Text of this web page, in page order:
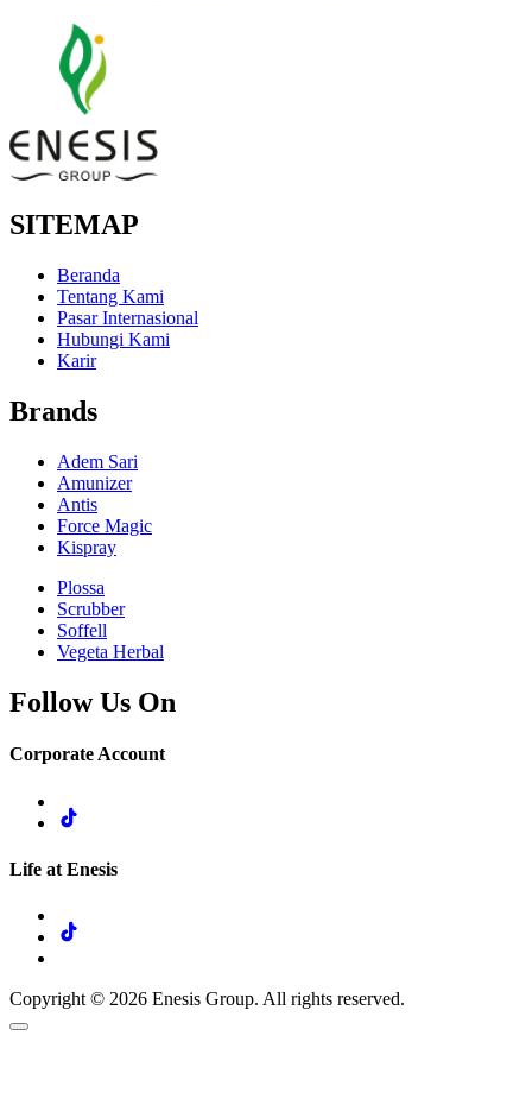
SITEMAP
Beranda
Tentang Kami
Pasar Internasional
Hubungi Kami
Karir
Brands
Adem Sari
Amunizer
Antis
Force Magic
Kispray
Plossa
Scrubber
Soffell
Vegeta Herbal
Follow Us On
Corporate Account
Life at Enesis
Copyright © 2026 Enesis Group. All rights reserved.